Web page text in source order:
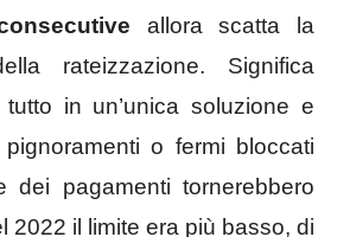
allora scatta la
rateizzazione. Significa
in un’unica soluzione e
o fermi bloccati
dei pagamenti tornerebbero
2022 il limite era più basso, di